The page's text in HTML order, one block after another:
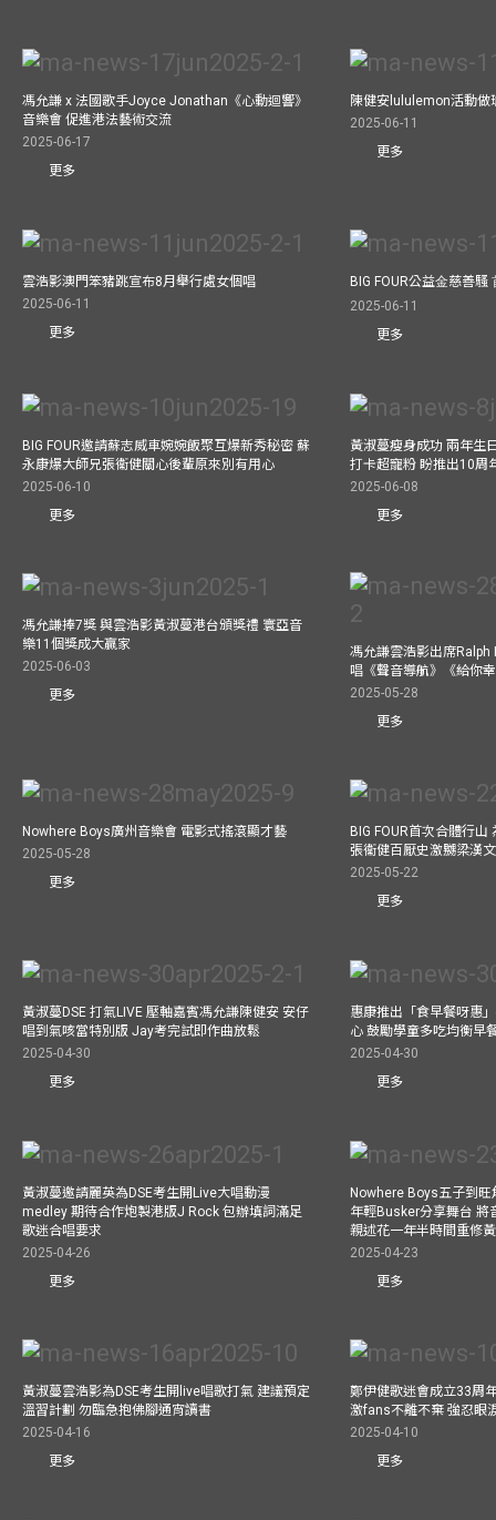
馮允謙 x 法國歌手Joyce Jonathan《心動迴響》
音樂會 促進港法藝術交流
2025-06-17
更多
陳健安lululemon活動做
2025-06-11
更多
雲浩影澳門笨豬跳宣布8月舉行處女個唱
2025-06-11
更多
BIG FOUR公益⾦慈善
2025-06-11
更多
BIG FOUR邀請蘇志威車婉婉飯聚互爆新秀秘密 蘇
永康爆大師兄張衞健關心後輩原來別有用心
2025-06-10
更多
黃淑蔓瘦身成功 兩年生
打卡超寵粉 盼推出10周
2025-06-08
更多
馮允謙捧7獎 與雲浩影黃淑蔓港台頒獎禮 寰亞音
樂11個獎成大贏家
2025-06-03
更多
馮允謙雲浩影出席
唱《聲音導航》《給你
2025-05-28
更多
Nowhere Boys廣州音樂會 電影式搖滾顯才藝
2025-05-28
更多
BIG FOUR首次合體行
張衞健百厭史激嬲梁漢
2025-05-22
更多
黃淑蔓DSE 打氣LIVE 壓軸嘉賓馮允謙陳健安 安仔
唱到氣咳當特別版 Jay考完試即作曲放鬆
2025-04-30
更多
惠康推出「食早餐呀惠
心 鼓勵學童多吃均衡早
2025-04-30
更多
黃淑蔓邀請麗英為DSE考生開Live大唱動漫
medley 期待合作炮製港版J Rock 包辦填詞滿足
歌迷合唱要求
2025-04-26
更多
Nowhere Boys五子到
年輕Busker分享舞台 將
親述花一年半時間重修
2025-04-23
更多
黃淑蔓雲浩影為DSE考生開live唱歌打氣 建議預定
溫習計劃 勿臨急抱佛腳通宵讀書
2025-04-16
更多
鄭伊健歌迷會成立33周
激fans不離不棄 強忍眼
2025-04-10
更多